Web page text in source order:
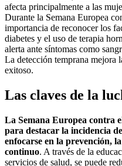
afecta principalmente a las
Durante la Semana Europea
importancia de reconocer los
diabetes y el uso de terapia
alerta ante síntomas como
La detección temprana mejora
exitoso.
Las claves de la
La Semana Europea contra
para destacar la incidencia
enfocarse en la prevención,
continuo. A través de la
servicios de salud, se puede